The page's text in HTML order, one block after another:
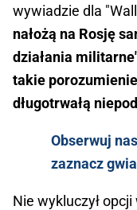
wywiadzie dla
nałożą na Rosję
działania
takie
długotrwałą
Obserwuj
zaznacz
Nie wykluczył